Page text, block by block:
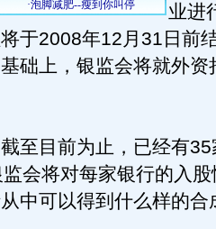
业进
于2008年12月31日前
础上，银监会将就外资
目前为止，已经有35
会将对每家银行的入
中可以得到什么样的合